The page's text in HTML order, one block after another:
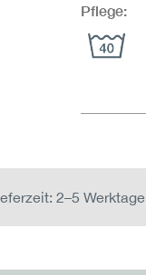
Pflege:
2–5 Werktage